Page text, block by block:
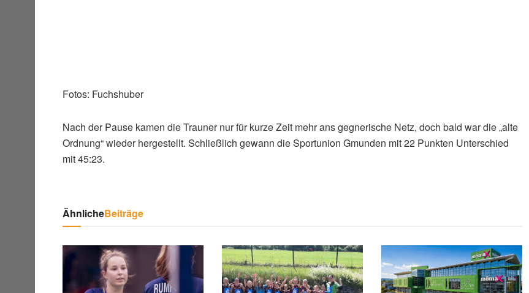
Fotos: Fuchshuber
Nach der Pause kamen die Trauner nur für kurze Zeit mehr ans gegnerische Netz, doch bald war die „alte
Ordnung“ wieder hergestellt. Schließlich gewann die Sportunion Gmunden mit 22 Punkten Unterschied
mit 45:23.
ÄhnlicheBeiträge